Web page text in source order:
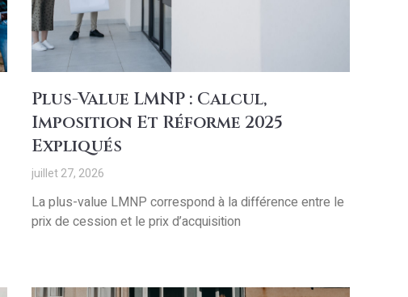
Plus-Value LMNP : Calcul,
Imposition Et Réforme 2025
Expliqués
juillet 27, 2026
La plus-value LMNP correspond à la différence entre le
prix de cession et le prix d’acquisition